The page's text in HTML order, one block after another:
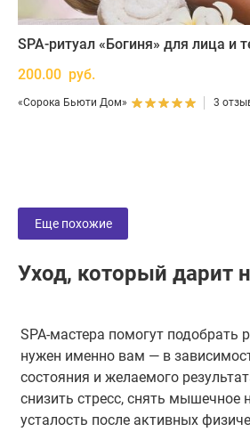
SPA-ритуал «Богиня» для лица и
200.00 руб.
«Сорока Бьюти Дом» 3
Еще похожие
Уход, который дарит
SPA-мастера помогут подобрать
нужен именно вам — в
состояния и желаемого
снизить стресс, снять мышечное
усталость после активных